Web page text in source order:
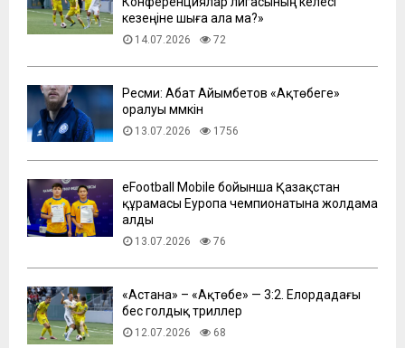
кезеңіне шыға ала ма?»
14.07.2026 72
Ресми: Абат Айымбетов «Ақтөбеге»
оралуы мүмкін
13.07.2026 1756
eFootball Mobile бойынша Қазақстан
құрамасы Еуропа чемпионатына жолдама
алды
13.07.2026 76
​«Астана» – «Ақтөбе» — 3:2. Елордадағы
бес голдық триллер
12.07.2026 68